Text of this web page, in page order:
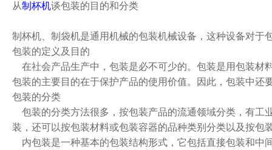
从制杯机谈包装的目的和分类
制杯机、制袋机是通用机械的包装机械设备，这种设备对
包装的定义及目的
在社会产品生产中，包装是必不可少的。包装是用包装材
包装的主要目的在于保护产品的使用价值。因此，包装中
包装的分类
包装的分类方法很多，按包装产品的流通领域分类，有工
装，还可以按包装材料或包装容器的品种类别分类以及按
内包装是一种基本的包装结构形式，它包括直接包装和中